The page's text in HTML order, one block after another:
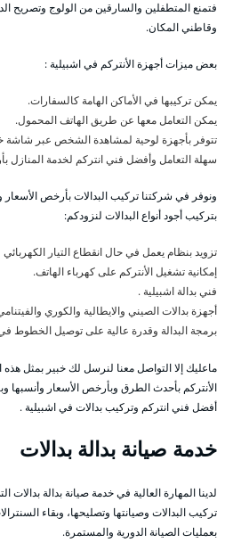
فتمنع المتطفلين والسارقين من الولوج وتصريح
وقاطني المكان.
بعض ميزات أجهزة الأنتركم في اشبيلية :
يمكن تركيبها في الأماكن الهامة كالسفارات.
يمكن التعامل معها عن طريق الهاتف المحمول.
تتوفر بأجهزة لوحية لمشاهدة الشخص عبر شاشة
سهلة التعامل وأفضل فني انتركم لخدمة المنازل
ونوفر في شركتنا تركيب البدالات بأرخص الأسعار
بتركيب أجود أنواع البدالات لنزودكم:
تزويد بنظام يعمل في حال انقطاع التيار
إمكانية تشغيل الأنتركم على كهرباء الهاتف.
فني بدالة اشبيلية .
أجهزة بدالات الصيني والايطالية والكوري
برمجة البدالة وقدرة عالية على توصيل الخطوط
ماعليك إلا التواصل معنا لنرسل لك خبير بمثل هذه
الأنتركم بأحدث الطرق وبأرخص الأسعار
أفضل فني انتركم وتركيب بدالات في اشبيلية .
خدمة صيانة بدالة بدالات
لدينا المهارة العالية في خدمة صيانة بدالة بدالات
تركيب البدالات وصيانتها وتصليحها، وبقاء
بعمليات الصيانة الدورية والمستمرة.